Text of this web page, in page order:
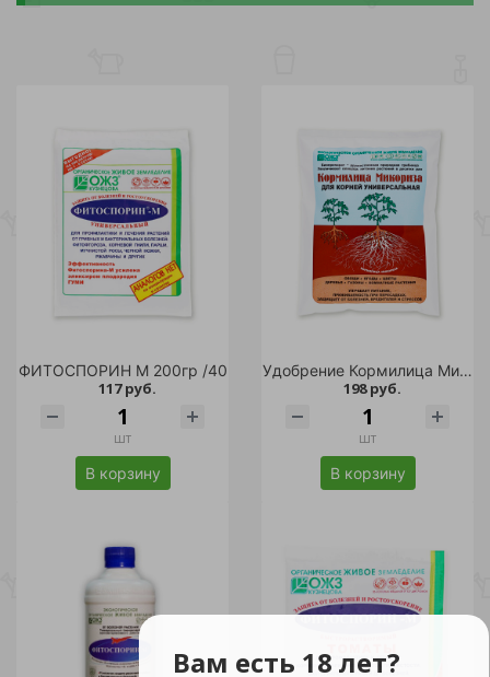
Вам есть 18 лет?
ФИТОСПОРИН М 200гр /40
117 руб.
шт
В корзину
Удобрение Кормилица Микориза для корней универсальная 1 л /18
198 руб.
шт
В корзину